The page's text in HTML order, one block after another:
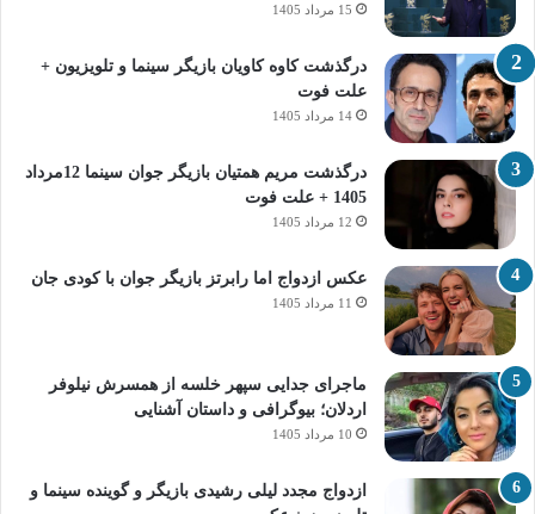
15 مرداد 1405
درگذشت کاوه کاویان بازیگر سینما و تلویزیون +
علت فوت
14 مرداد 1405
درگذشت مریم همتیان بازیگر جوان سینما 12مرداد
1405 + علت فوت
12 مرداد 1405
عکس ازدواج اما رابرتز بازیگر جوان با کودی جان
11 مرداد 1405
ماجرای جدایی سپهر خلسه از همسرش نیلوفر
اردلان؛ بیوگرافی و داستان آشنایی
10 مرداد 1405
ازدواج مجدد لیلی رشیدی بازیگر و گوینده سینما و